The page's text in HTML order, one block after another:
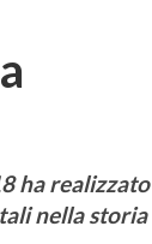
ha realizzato
nella storia